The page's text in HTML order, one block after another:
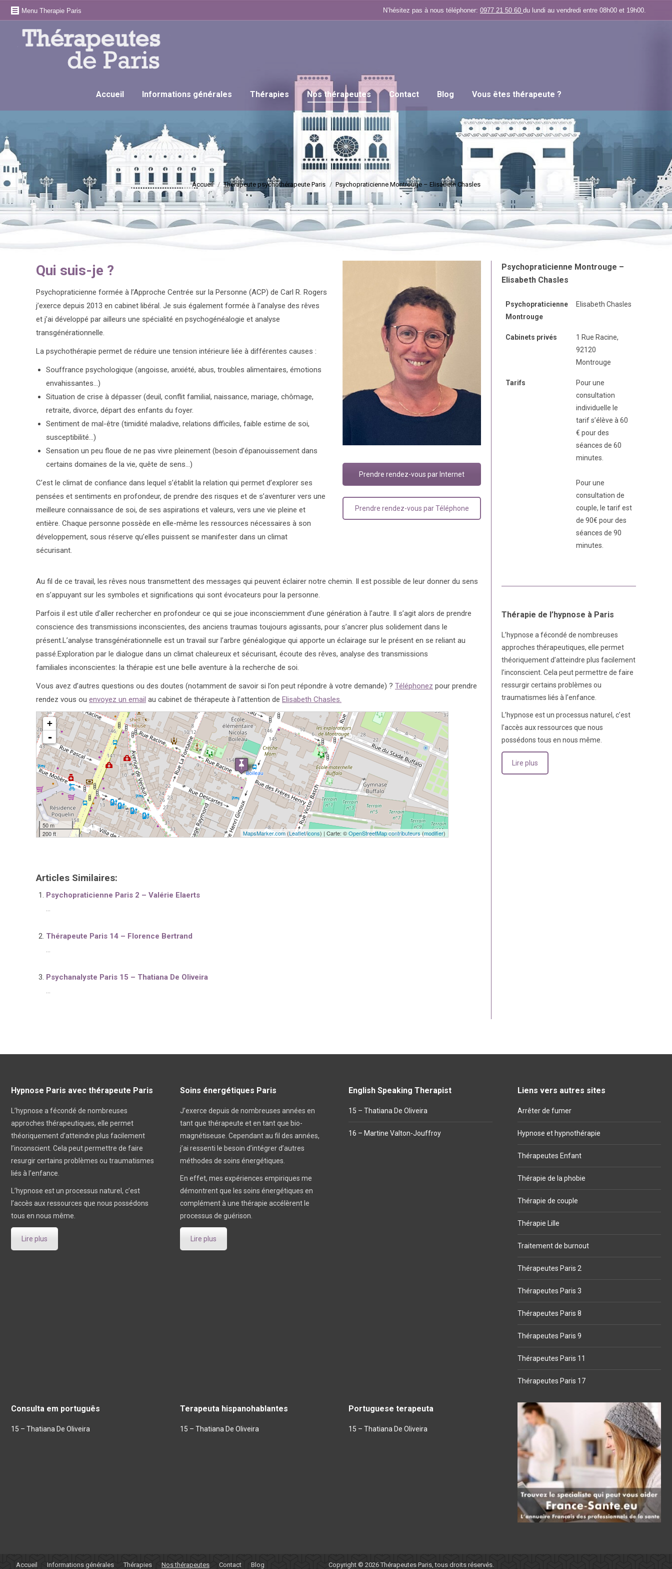
Menu Therapie Paris N’hésitez pas à nous téléphoner: 0977 21 50 60 du lundi au vendredi entre 08h00 et 19h00.
Accueil Informations générales Thérapies Nos thérapeutes Contact Blog Vous êtes thérapeute ?
Vous êtes ici :
Accueil Thérapeute psychothérapeute Paris Psychopraticienne Montrouge – Elisabeth Chasles
Qui suis-je ?
Psychopraticienne formée à l’Approche Centrée sur la Personne (ACP) de Carl R. Rogers
j’exerce depuis 2013 en cabinet libéral. Je suis également formée à l’analyse des rêves
et j’ai développé par ailleurs une spécialité en psychogénéalogie et analyse
transgénérationnelle.
La psychothérapie permet de réduire une tension intérieure liée à différentes causes :
Souffrance psychologique (angoisse, anxiété, abus, troubles alimentaires, émotions
envahissantes…)
Situation de crise à dépasser (deuil, conflit familial, naissance, mariage, chômage,
retraite, divorce, départ des enfants du foyer.
Sentiment de mal-être (timidité maladive, relations difficiles, faible estime de soi,
susceptibilité…)
Sensation un peu floue de ne pas vivre pleinement (besoin d’épanouissement dans
certains domaines de la vie, quête de sens…)
C’est le climat de confiance dans lequel s’établit la relation qui permet d’explorer ses
pensées et sentiments en profondeur, de prendre des risques et de s’aventurer vers une
meilleure connaissance de soi, de ses aspirations et valeurs, vers une vie pleine et
entière. Chaque personne possède en elle-même les ressources nécessaires à son
développement, sous réserve qu’elles puissent se manifester dans un climat
sécurisant.
Prendre rendez-vous par Internet
Prendre rendez-vous par Téléphone
Au fil de ce travail, les rêves nous transmettent des messages qui peuvent éclairer notre chemin. Il est possible de leur donner du sens
en s’appuyant sur les symboles et significations qui sont évocateurs pour la personne.
Parfois il est utile d’aller rechercher en profondeur ce qui se joue inconsciemment d’une génération à l’autre. Il s’agit alors de prendre
conscience des transmissions inconscientes, des anciens traumas toujours agissants, pour s’ancrer plus solidement dans le
présent.L’analyse transgénérationnelle est un travail sur l’arbre généalogique qui apporte un éclairage sur le présent en se reliant au
passé.Exploration par le dialogue dans un climat chaleureux et sécurisant, écoute des rêves, analyse des transmissions
familiales inconscientes: la thérapie est une belle aventure à la recherche de soi.
Vous avez d’autres questions ou des doutes (notamment de savoir si l’on peut répondre à votre demande) ? Téléphonez pour prendre
rendez vous ou envoyez un email au cabinet de thérapeute à l’attention de Elisabeth Chasles.
chargement de la carte - veuillez patienter...
+
-
50 m
200 ft
MapsMarker.com (Leaflet/icons) | Carte: ©OpenStreetMap contributeurs (modifier)
Articles Similaires:
Psychopraticienne Paris 2 – Valérie Elaerts
...
Thérapeute Paris 14 – Florence Bertrand
...
Psychanalyste Paris 15 – Thatiana De Oliveira
...
Psychopraticienne Montrouge –
Elisabeth Chasles
Psychopraticienne
Montrouge
Elisabeth Chasles
Cabinets privés
1 Rue Racine,
92120
Montrouge
Tarifs
Pour une
consultation
individuelle le
tarif s’élève à 60
€ pour des
séances de 60
minutes.
Pour une
consultation de
couple, le tarif est
de 90€ pour des
séances de 90
minutes.
Thérapie de l’hypnose à Paris
L’hypnose a fécondé de nombreuses
approches thérapeutiques, elle permet
théoriquement d’atteindre plus facilement
l’inconscient. Cela peut permettre de faire
ressurgir certains problèmes ou
traumatismes liés à l’enfance.
L’hypnose est un processus naturel, c’est
l’accès aux ressources que nous
possédons tous en nous même.
Lire plus
Hypnose Paris avec thérapeute Paris
L’hypnose a fécondé de nombreuses
approches thérapeutiques, elle permet
théoriquement d’atteindre plus facilement
l’inconscient. Cela peut permettre de faire
resurgir certains problèmes ou traumatismes
liés à l’enfance.
L’hypnose est un processus naturel, c’est
l’accès aux ressources que nous possédons
tous en nous même.
Lire plus
Soins énergétiques Paris
J’exerce depuis de nombreuses années en
tant que thérapeute et en tant que bio-
magnétiseuse. Cependant au fil des années,
j’ai ressenti le besoin d’intégrer d’autres
méthodes de soins énergétiques.
En effet, mes expériences empiriques me
démontrent que les soins énergétiques en
complément à une thérapie accélèrent le
processus de guérison.
Lire plus
English Speaking Therapist
15 – Thatiana De Oliveira
16 – Martine Valton-Jouffroy
Liens vers autres sites
Arrêter de fumer
Hypnose et hypnothérapie
Thérapeutes Enfant
Thérapie de la phobie
Thérapie de couple
Thérapie Lille
Traitement de burnout
Thérapeutes Paris 2
Thérapeutes Paris 3
Thérapeutes Paris 8
Thérapeutes Paris 9
Thérapeutes Paris 11
Thérapeutes Paris 17
Consulta em português
15 – Thatiana De Oliveira
Terapeuta hispanohablantes
15 – Thatiana De Oliveira
Portuguese terapeuta
15 – Thatiana De Oliveira
Accueil Informations générales Thérapies Nos thérapeutes Contact Blog Copyright © 2026Thérapeutes Paris , tous droits réservés.